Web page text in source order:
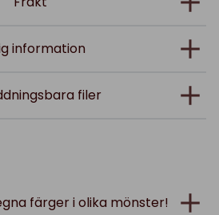
information
filer
färger i olika mönster!